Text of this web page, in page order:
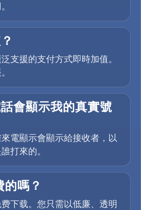
支援的支付方式即時加值。
會顯示我的真實號
電顯示會顯示給接收者，以
打來的。
嗎？
下载。您只需以低廉、透明